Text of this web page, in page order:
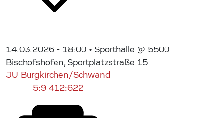
14.03.2026 - 18:00 • Sporthalle @ 5500
Bischofshofen, Sportplatzstraße 15
JU Burgkirchen/Schwand
5:9 412:622